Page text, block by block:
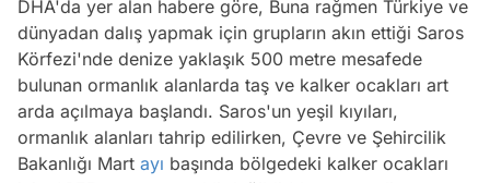
DHA'da yer alan habere göre, Buna rağmen Türkiye ve
dünyadan dalış yapmak için grupların akın ettiği Saros
Körfezi'nde denize yaklaşık 500 metre mesafede
bulunan ormanlık alanlarda taş ve kalker ocakları art
arda açılmaya başlandı. Saros'un yeşil kıyıları,
ormanlık alanları tahrip edilirken, Çevre ve Şehircilik
Bakanlığı Mart ayı başında bölgedeki kalker ocakları